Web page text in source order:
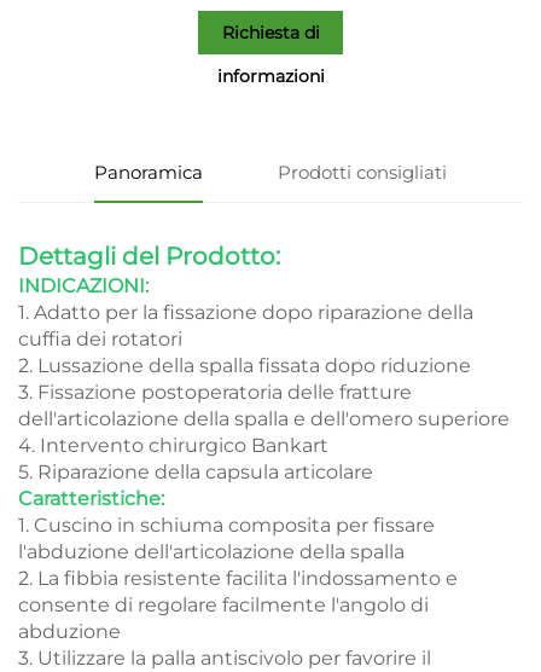
Richiesta di
informazioni
Panoramica Prodotti consigliati
Dettagli del Prodotto:
INDICAZIONI:
1. Adatto per la fissazione dopo riparazione della
cuffia dei rotatori
2. Lussazione della spalla fissata dopo riduzione
3. Fissazione postoperatoria delle fratture
dell'articolazione della spalla e dell'omero superiore
4. Intervento chirurgico Bankart
5. Riparazione della capsula articolare
Caratteristiche:
1. Cuscino in schiuma composita per fissare
l'abduzione dell'articolazione della spalla
2. La fibbia resistente facilita l'indossamento e
consente di regolare facilmente l'angolo di
abduzione
3. Utilizzare la palla antiscivolo per favorire il